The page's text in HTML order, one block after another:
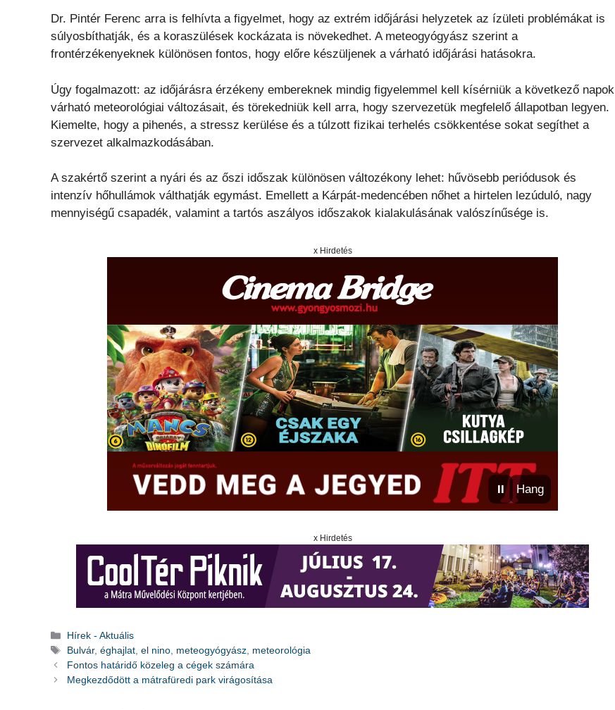
Dr. Pintér Ferenc arra is felhívta a figyelmet, hogy az extrém időjárási helyzetek az ízületi problémákat is
súlyosbíthatják, és a koraszülések kockázata is növekedhet. A meteogyógyász szerint a
frontérzékenyeknek különösen fontos, hogy előre készüljenek a várható időjárási hatásokra.
Úgy fogalmazott: az időjárásra érzékeny embereknek mindig figyelemmel kell kísérniük a következő napok
várható meteorológiai változásait, és törekedniük kell arra, hogy szervezetük megfelelő állapotban legyen.
Kiemelte, hogy a pihenés, a stressz kerülése és a túlzott fizikai terhelés csökkentése sokat segíthet a
szervezet alkalmazkodásában.
A szakértő szerint a nyári és az őszi időszak különösen változékony lehet: hűvösebb periódusok és
intenzív hőhullámok válthatják egymást. Emellett a Kárpát-medencében nőhet a hirtelen lezúduló, nagy
mennyiségű csapadék, valamint a tartós aszályos időszakok kialakulásának valószínűsége is.
x Hirdetés
⏸ Hang
x Hirdetés
Kategória
Hírek - Aktuális
Címkék
Bulvár,éghajlat,el nino, meteogyógyász, meteorológia
Fontos határidő közeleg a cégek számára
Megkezdődött a mátrafüredi park virágosítása